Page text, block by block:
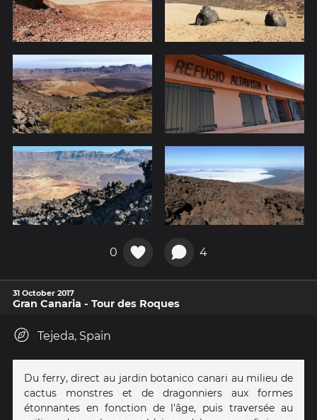
0 4
31 October 2017
Gran Canaria - Tour des Roques
Tejeda, Spain
Du ferry, direct au jardin botanico canari au milieu de
cactus monstres et de dragonniers aux formes
étonnantes en fonction de l'âge, puis traversée au